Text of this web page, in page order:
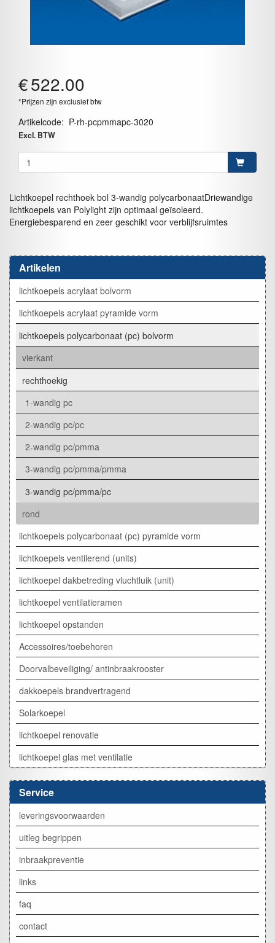
Artikelen
lichtkoepels acrylaat bolvorm
lichtkoepels acrylaat pyramide vorm
lichtkoepels polycarbonaat (pc) bolvorm
vierkant
rechthoekig
1-wandig pc
2-wandig pc/pc
2-wandig pc/pmma
3-wandig pc/pmma/pmma
3-wandig pc/pmma/pc
rond
lichtkoepels polycarbonaat (pc) pyramide vorm
lichtkoepels ventilerend (units)
lichtkoepel dakbetreding vluchtluik (unit)
lichtkoepel ventilatieramen
lichtkoepel opstanden
Accessoires/toebehoren
Doorvalbeveiliging/ antinbraakrooster
dakkoepels brandvertragend
Solarkoepel
lichtkoepel renovatie
lichtkoepel glas met ventilatie
Service
leveringsvoorwaarden
uitleg begrippen
inbraakpreventie
links
faq
contact
€522.00
*Prijzen zijn exclusief btw
Artikelcode: P-rh-pcpmmapc-3020
Excl. BTW
Lichtkoepel rechthoek bol 3-wandig polycarbonaatDriewandige
lichtkoepels van Polylight zijn optimaal geïsoleerd.
Energiebesparend en zeer geschikt voor verblijfsruimtes